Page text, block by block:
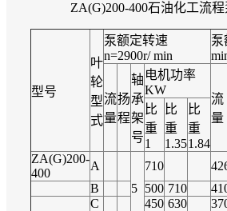
ZA(G)200-400石油化工流
型号
叶
轮
型
式
泵额定转速
n=2900r/ min
泵
流
量
扬
程
轴
承
架
号
电机功率
KW
流
量
比
重
1
比
重
1.35
比
重
1.84
ZA(G)200-
400
A
5
710
B
500 710
C
450 630